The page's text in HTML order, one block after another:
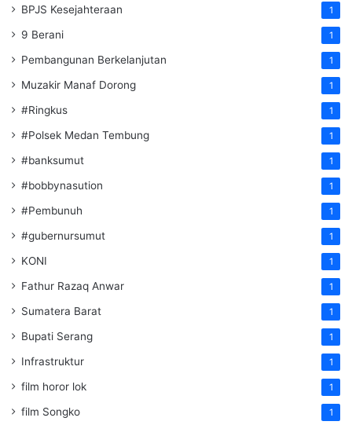
BPJS Kesejahteraan 1
9 Berani 1
Pembangunan Berkelanjutan 1
Muzakir Manaf Dorong 1
#Ringkus 1
#Polsek Medan Tembung 1
#banksumut 1
#bobbynasution 1
#Pembunuh 1
#gubernursumut 1
KONI 1
Fathur Razaq Anwar 1
Sumatera Barat 1
Bupati Serang 1
Infrastruktur 1
film horor lok 1
film Songko 1